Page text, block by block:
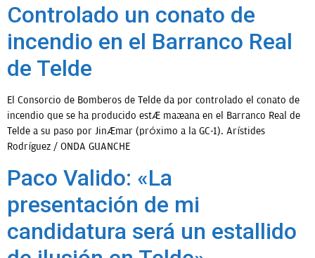
Controlado un conato de
incendio en el Barranco Real
de Telde
El Consorcio de Bomberos de Telde da por controlado el conato de
incendio que se ha producido está mañana en el Barranco Real de
Telde a su paso por Jinámar (próximo a la GC-1). Arístides
Rodríguez / ONDA GUANCHE
Paco Valido: «La
presentación de mi
candidatura será un estallido